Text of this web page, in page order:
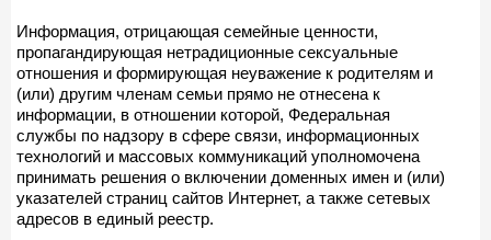
Информация, отрицающая семейные ценности,
пропагандирующая нетрадиционные сексуальные
отношения и формирующая неуважение к родителям и
(или) другим членам семьи прямо не отнесена к
информации, в отношении которой, Федеральная
службы по надзору в сфере связи, информационных
технологий и массовых коммуникаций уполномочена
принимать решения о включении доменных имен и (или)
указателей страниц сайтов Интернет, а также сетевых
адресов в единый реестр.